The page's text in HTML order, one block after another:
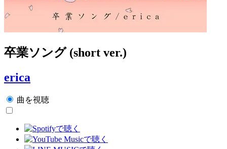
卒業ソング (short ver.)
erica
曲を視聴